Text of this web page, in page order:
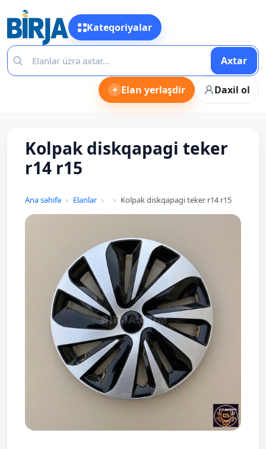
Kateqoriyalar
Axtar
+ Elan yerləşdir Daxil ol
Kolpak diskqapagi teker
r14 r15
Ana səhifə Elanlar Kolpak diskqapagi teker r14 r15